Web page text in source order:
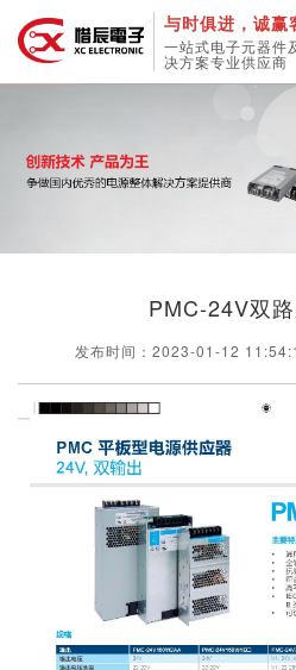
与时俱进，诚赢
一站式电子元器件
决方案专业供应商
PMC-24V双
发布时间：2023-01-12